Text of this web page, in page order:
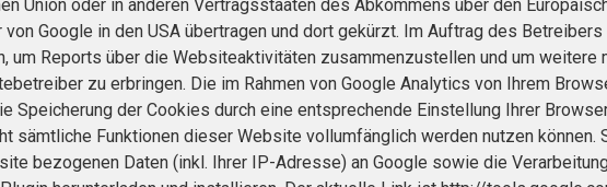
Union oder in anderen Vertragsstaaten des Abkommens über den
Google in den USA übertragen und dort gekürzt. Im Auftrag des
Reports über die Websiteaktivitäten zusammenzustellen und um weitere
zu erbringen. Die im Rahmen von Google Analytics von Ihrem
Speicherung der Cookies durch eine entsprechende Einstellung Ihrer
Funktionen dieser Website vollumfänglich werden nutzen können.
bezogenen Daten (inkl. Ihrer IP-Adresse) an Google sowie die